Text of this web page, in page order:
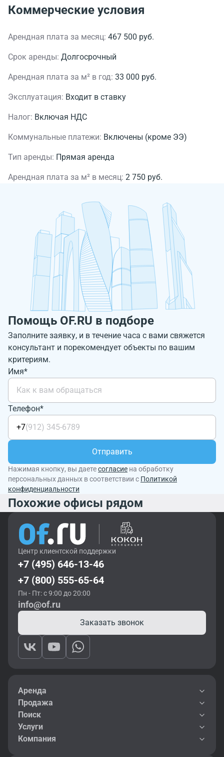
Коммерческие условия
Арендная плата за месяц: 467 500 руб.
Срок аренды: Долгосрочный
Арендная плата за м² в год: 33 000 руб.
Эксплуатация: Входит в ставку
Налог: Включая НДС
Коммунальные платежи: Включены (кроме ЭЭ)
Тип аренды: Прямая аренда
Арендная плата за м² в месяц: 2 750 руб.
Помощь OF.RU в подборе
Заполните заявку, и в течение часа с вами свяжется
консультант и порекомендует объекты по вашим
критериям.
Имя*
Телефон*
+7
Отправить
Нажимая кнопку, вы даетесогласие на обработку
персональных данных в соответствии с Политикой
конфиденциальности
Похожие офисы рядом
Центр клиентской поддержки
+7 (495) 646-13-46
+7 (800) 555-65-64
Пн - Пт: с 9:00 до 20:00
info@of.ru
Заказать звонок
Аренда
Продажа
Поиск
Услуги
Компания